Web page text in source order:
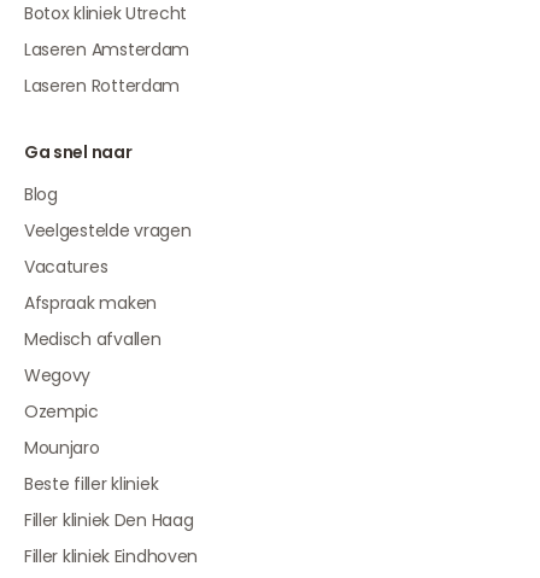
Botox kliniek Utrecht
Laseren Amsterdam
Laseren Rotterdam
Ga snel naar
Blog
Veelgestelde vragen
Vacatures
Afspraak maken
Medisch afvallen
Wegovy
Ozempic
Mounjaro
Beste filler kliniek
Filler kliniek Den Haag
Filler kliniek Eindhoven